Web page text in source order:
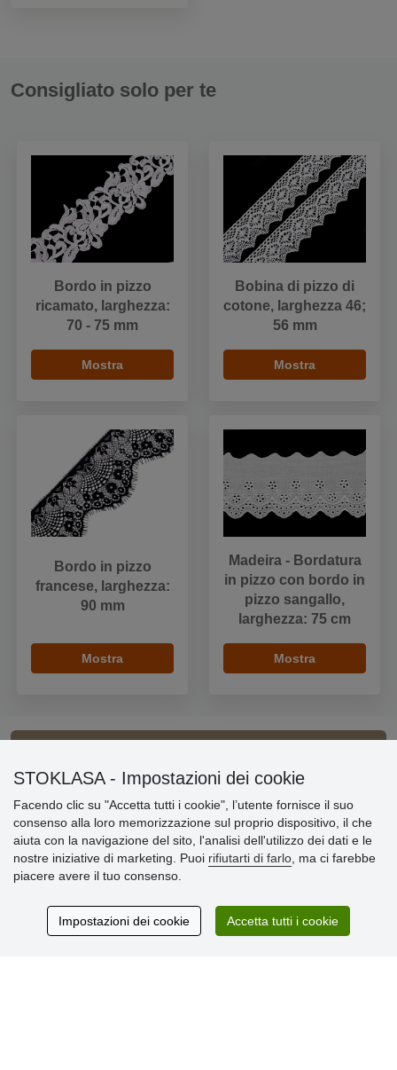
Consigliato solo per te
Bordo in pizzo
ricamato, larghezza:
70 - 75 mm
Mostra
Bobina di pizzo di
cotone, larghezza 46;
56 mm
Mostra
Bordo in pizzo
francese, larghezza:
90 mm
Mostra
Madeira - Bordatura
in pizzo con bordo in
pizzo sangallo,
larghezza: 75 cm
Mostra
Informazioni importanti
» Impostazioni dei cookie
» Termini & Condizioni
» Informativa sulla Privacy
» Consegna e pagamento
» Garanzia e resi
STOKLASA - Impostazioni dei cookie
Facendo clic su "Accetta tutti i cookie", l’utente fornisce il suo
consenso alla loro memorizzazione sul proprio dispositivo, il che
aiuta con la navigazione del sito, l'analisi dell'utilizzo dei dati e le
nostre iniziative di marketing. Puoi rifiutarti di farlo , ma ci farebbe
piacere avere il tuo consenso.
Impostazioni dei cookie Accetta tutti i cookie